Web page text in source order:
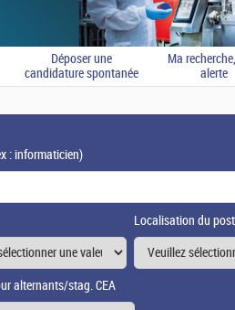
Déposer une
candidature spontanée
Ma
alerte
: informaticien)
Localisation du
alternants/stag. CEA